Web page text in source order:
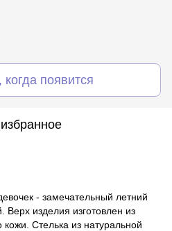
появится
- замечательный летний
Верх изделия изготовлен из
кожи. Стелька из натуральной